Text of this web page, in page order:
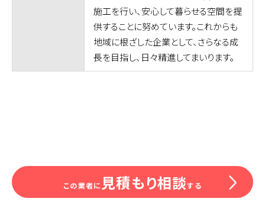
施工を行い、安心して暮らせる空間を提
供することに努めています。これからも
地域に根ざした企業として、さらなる成
長を目指し、日々精進してまいります。
この業者に 見積もり相談する